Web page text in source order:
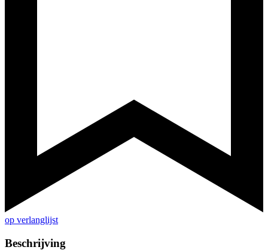
op verlanglijst
Beschrijving